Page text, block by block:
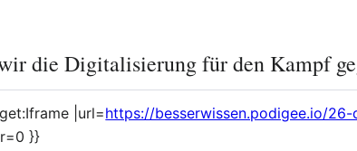
die Digitalisierung für den Kampf
|url=https://besserwissen.podigee.io/
}}